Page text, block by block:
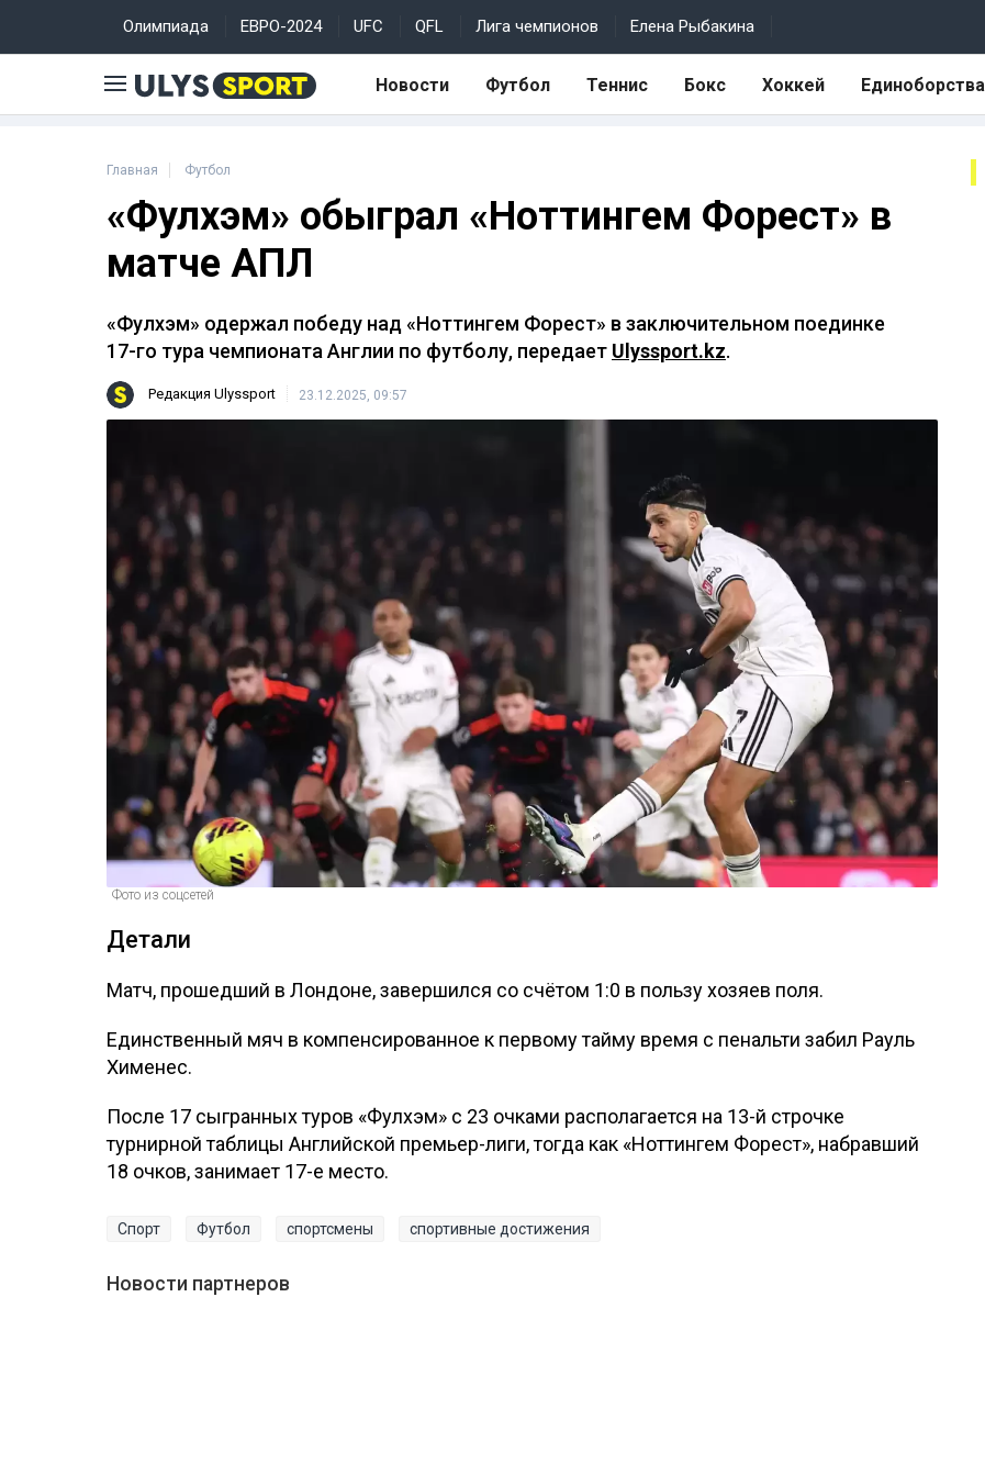
Олимпиада ЕВРО-2024 UFC QFL Лига чемпионов Елена Рыбакина
Новости Футбол Теннис Бокс Хоккей Единоборства
Главная Футбол
«Фулхэм» обыграл «Ноттингем Форест» в
матче АПЛ
«Фулхэм» одержал победу над «Ноттингем Форест» в заключительном поединке
17-го тура чемпионата Англии по футболу, передает Ulyssport.kz.
Редакция Ulyssport 23.12.2025, 09:57
Фото из соцсетей
Детали
Матч, прошедший в Лондоне, завершился со счётом 1:0 в пользу хозяев поля.
Единственный мяч в компенсированное к первому тайму время с пенальти забил Рауль
Хименес.
После 17 сыгранных туров «Фулхэм» с 23 очками располагается на 13-й строчке
турнирной таблицы Английской премьер-лиги, тогда как «Ноттингем Форест», набравший
18 очков, занимает 17-е место.
Спорт Футбол спортсмены спортивные достижения
Новости партнеров